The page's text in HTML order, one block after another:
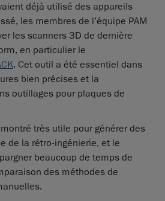
déjà utilisé des appareils
les membres de l’équipe PAM
les scanners 3D de dernière
en particulier le
. Cet outil a été essentiel dans
bien précises et la
outillages pour plaques de
très utile pour générer des
de la rétro-ingénierie, et le
beaucoup de temps de
des méthodes de